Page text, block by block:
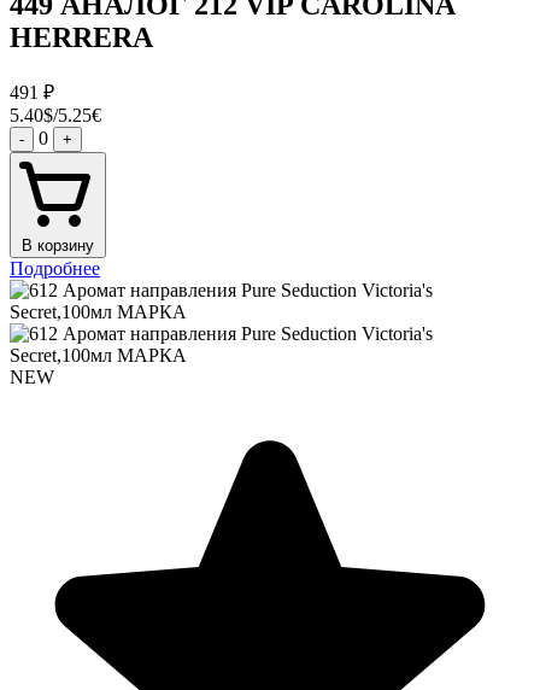
HERRERA
491 ₽
5.40$/5.25€
- 0 +
В корзину
Подробнее
NEW